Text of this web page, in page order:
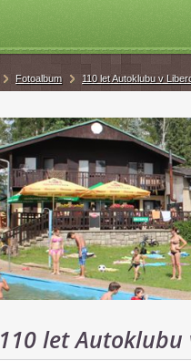
110 let Autoklubu
Fotoalbum 110 let Autoklubu v